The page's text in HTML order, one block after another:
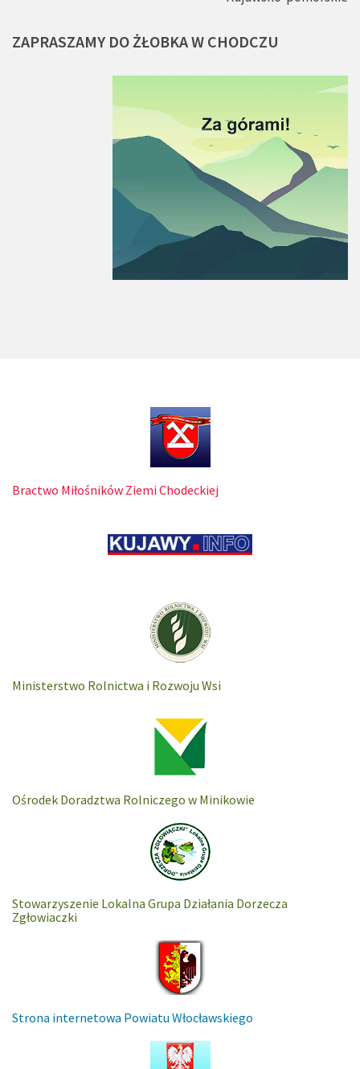
ZAPRASZAMY DO ŻŁOBKAW CHODCZU
Bractwo Miłośników Ziemi Chodeckiej
Ministerstwo Rolnictwa i Rozwoju Wsi
Ośrodek Doradztwa Rolniczego w Minikowie
Stowarzyszenie Lokalna Grupa Działania Dorzecza
Zgłowiaczki
Strona internetowa Powiatu Włocławskiego